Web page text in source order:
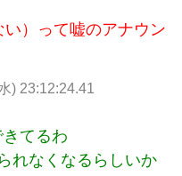
）って嘘のアナウン
) 23:12:24.41
てるわ
れなくなるらしいか